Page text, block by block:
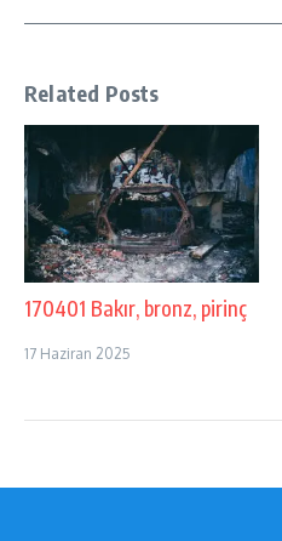
Related Posts
170401 Bakır, bronz, pirinç
17 Haziran 2025